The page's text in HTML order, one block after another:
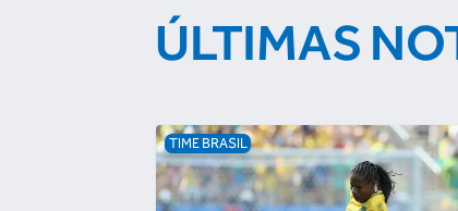
ÚLTIMAS
TIME BRASIL